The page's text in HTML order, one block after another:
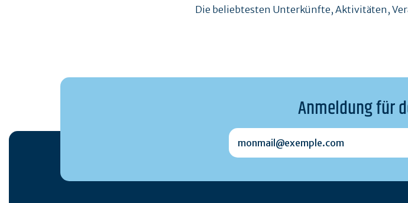
Die beliebtesten Unterkünfte, Aktivitäten,
Anmeldung für
monmail@exemple.com